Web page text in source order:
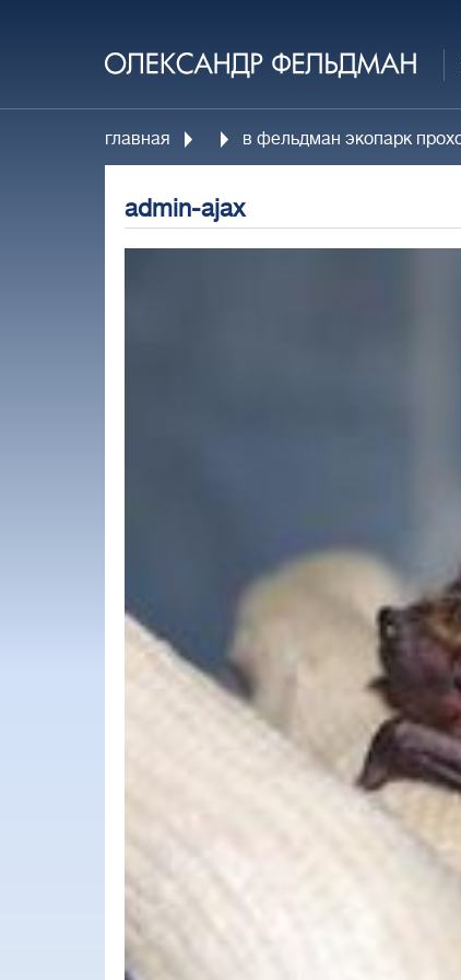
главная в фельдман экопарк
admin-ajax